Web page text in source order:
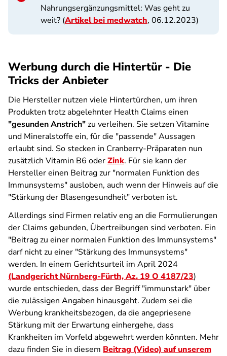
Nahrungsergänzungsmittel: Was geht zu
weit? (Artikel bei medwatch, 06.12.2023)
Werbung durch die Hintertür - Die
Tricks der Anbieter
Die Hersteller nutzen viele Hintertürchen, um ihren
Produkten trotz abgelehnter Health Claims einen
"gesunden Anstrich"zu verleihen. Sie setzen Vitamine
und Mineralstoffe ein, für die "passende" Aussagen
erlaubt sind. So stecken in Cranberry-Präparaten nun
zusätzlich Vitamin B6 oderZink. Für sie kann der
Hersteller einen Beitrag zur "normalen Funktion des
Immunsystems" ausloben, auch wenn der Hinweis auf die
"Stärkung der Blasengesundheit" verboten ist.
Allerdings sind Firmen relativ eng an die Formulierungen
der Claims gebunden, Übertreibungen sind verboten. Ein
"Beitrag zu einer normalen Funktion des Immunsystems"
darf nicht zu einer "Stärkung des Immunsystems"
werden. In einem Gerichtsurteil im April 2024
(Landgericht Nürnberg-Fürth, Az. 19 O 4187/23)
wurde entschieden, dass der Begriff "immunstark" über
die zulässigen Angaben hinausgeht. Zudem sei die
Werbung krankheitsbezogen, da die angepriesene
Stärkung mit der Erwartung einhergehe, dass
Krankheiten im Vorfeld abgewehrt werden könnten. Mehr
dazu finden Sie in diesem Beitrag (Video) auf unserem